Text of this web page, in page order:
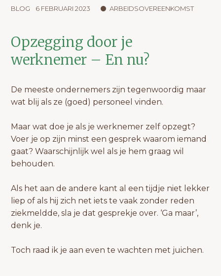
BLOG 6 FEBRUARI 2023 ARBEIDSOVEREENKOMST
Opzegging door je
werknemer – En nu?
De meeste ondernemers zijn tegenwoordig maar
wat blij als ze (goed) personeel vinden.
Maar wat doe je als je werknemer zelf opzegt?
Voer je op zijn minst een gesprek waarom iemand
gaat? Waarschijnlijk wel als je hem graag wil
behouden.
Als het aan de andere kant al een tijdje niet lekker
liep of als hij zich net iets te vaak zonder reden
ziekmeldde, sla je dat gesprekje over. ‘Ga maar’,
denk je.
Toch raad ik je aan even te wachten met juichen.